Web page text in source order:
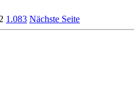
1.083 Nächste Seite